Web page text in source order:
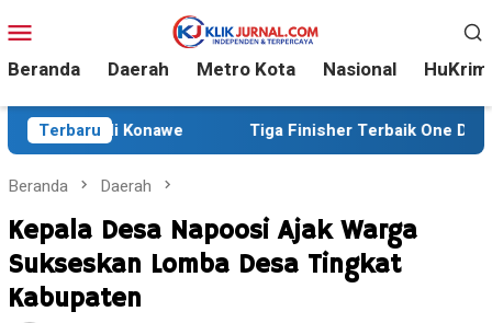
ke
kontenMobile
Beranda Daerah Metro Kota Nasional HuKrim
Terbaru
Konawe Tiga Finisher Terbaik One Day Trail
Beranda Daerah
Kepala Desa Napoosi Ajak Warga
Sukseskan Lomba Desa Tingkat
Kabupaten